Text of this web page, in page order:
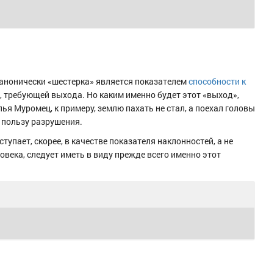
«шестерка» является показателемспособности к
требующей выхода. Но каким именно будет этот «выход»,
Муромец, к примеру, землю пахать не стал, а поехал головы
разрушения.
скорее, в качестве показателя наклонностей, а не
следует иметь в виду прежде всего именно этот